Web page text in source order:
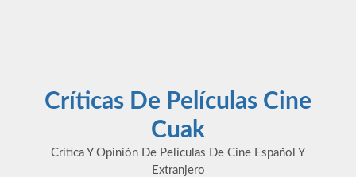
Críticas De Películas Cine
Cuak
Crítica Y Opinión De Películas De Cine Español Y
Extranjero